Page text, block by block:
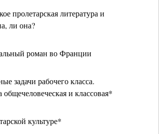
пролетарская литература и
ли она?
роман во Франции
задачи рабочего класса.
общечеловеческая и классовая*
культуре*